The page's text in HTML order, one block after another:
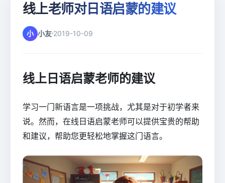
线上老师对日语启蒙的建议
小 小友 2019-10-09
线上日语启蒙老师的建议
学习一门新语言是一项挑战，尤其是对于初学者来
说。然而，在线日语启蒙老师可以提供宝贵的帮助
和建议，帮助您更轻松地掌握这门语言。